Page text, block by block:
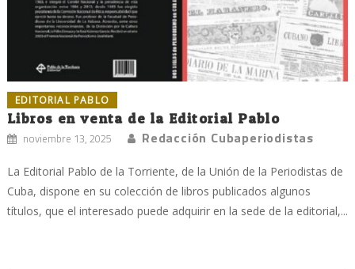
EDITORIAL PABLO
Libros en venta de la Editorial Pablo
noviembre 13, 2025 Redacción Cubaperiodistas
La Editorial Pablo de la Torriente, de la Unión de la Periodistas de
Cuba, dispone en su colección de libros publicados algunos
títulos, que el interesado puede adquirir en la sede de la editorial,...